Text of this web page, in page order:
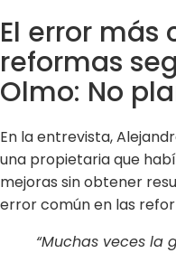
El error más
reformas
Olmo: No
En la entrevista,
una propietaria que
mejoras sin obtener
error común en las
“Muchas veces la